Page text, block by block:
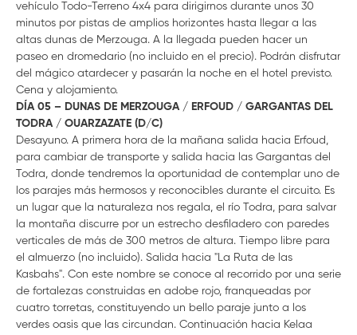
vehículo Todo-Terreno 4x4 para dirigirnos durante unos 30
minutos por pistas de amplios horizontes hasta llegar a las
altas dunas de Merzouga. A la llegada pueden hacer un
paseo en dromedario (no incluido en el precio). Podrán disfrutar
del mágico atardecer y pasarán la noche en el hotel previsto.
Cena y alojamiento.
DÍA 05 – DUNAS DE MERZOUGA / ERFOUD / GARGANTAS DEL
TODRA / OUARZAZATE (D/C)
Desayuno. A primera hora de la mañana salida hacia Erfoud,
para cambiar de transporte y salida hacia las Gargantas del
Todra, donde tendremos la oportunidad de contemplar uno de
los parajes más hermosos y reconocibles durante el circuito. Es
un lugar que la naturaleza nos regala, el río Todra, para salvar
la montaña discurre por un estrecho desfiladero con paredes
verticales de más de 300 metros de altura. Tiempo libre para
el almuerzo (no incluido). Salida hacia "La Ruta de las
Kasbahs". Con este nombre se conoce al recorrido por una serie
de fortalezas construidas en adobe rojo, franqueadas por
cuatro torretas, constituyendo un bello paraje junto a los
verdes oasis que las circundan. Continuación hacia Kelaa